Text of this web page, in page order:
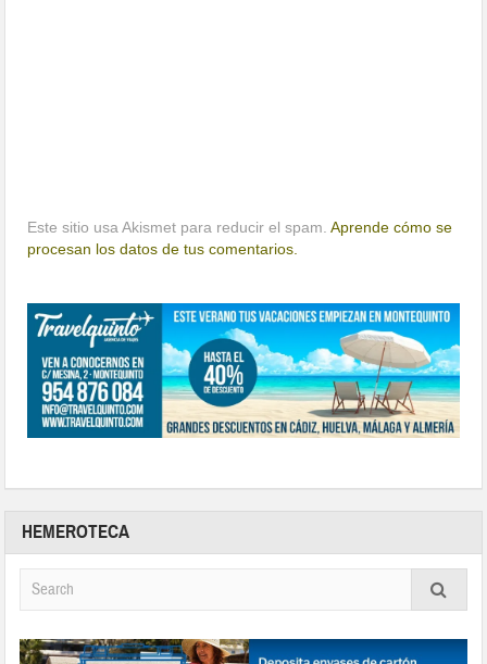
Este sitio usa Akismet para reducir el spam.Aprende cómo se
procesan los datos de tus comentarios.
HEMEROTECA